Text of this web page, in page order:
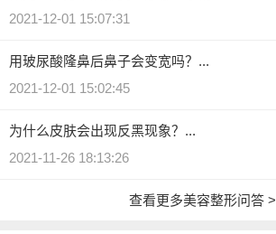
2021-12-01 15:07:31
用玻尿酸隆鼻后鼻子会变宽吗？...
2021-12-01 15:02:45
为什么皮肤会出现反黑现象？...
2021-11-26 18:13:26
查看更多美容整形问答 >